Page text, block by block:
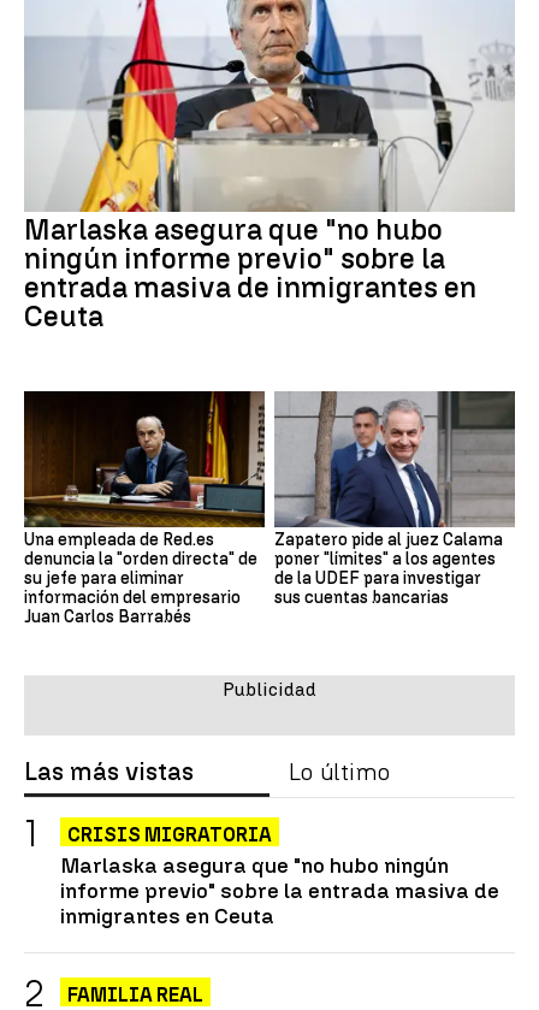
Marlaska asegura que "no hubo
ningún informe previo" sobre la
entrada masiva de inmigrantes en
Ceuta
Una empleada de Red.es
denuncia la "orden directa" de
su jefe para eliminar
información del empresario
Juan Carlos Barrabés
Zapatero pide al juez Calama
poner "límites" a los agentes
de la UDEF para investigar
sus cuentas bancarias
Las más vistas Lo último
CRISIS MIGRATORIA
Marlaska asegura que "no hubo ningún
informe previo" sobre la entrada masiva de
inmigrantes en Ceuta
FAMILIA REAL